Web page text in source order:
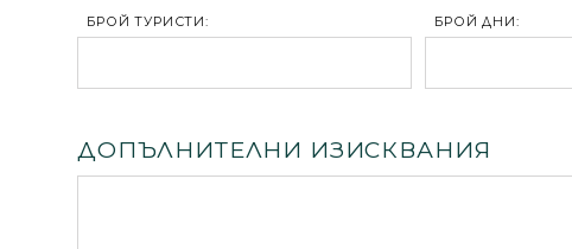
БРОЙ ТУРИСТИ: БРОЙ ДНИ:
ДОПЪЛНИТЕЛНИ ИЗИСКВАНИЯ